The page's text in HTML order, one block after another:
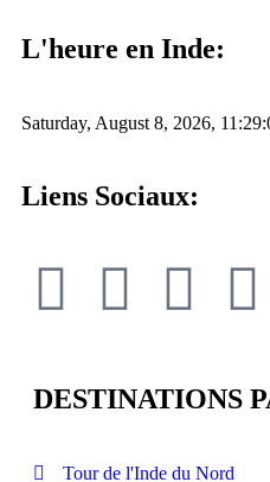
L'heure en Inde:
Saturday, August 8, 2026,
Liens Sociaux:
DESTINATIONS
Tour de l'Inde du Nord